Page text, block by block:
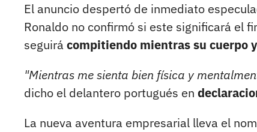
El anuncio despertó de inmediato
Ronaldo no confirmó si este significará el
seguirá compitiendo mientras su cuerpo
"Mientras me sienta bien física y
dicho el delantero portugués en
La nueva aventura empresarial lleva el